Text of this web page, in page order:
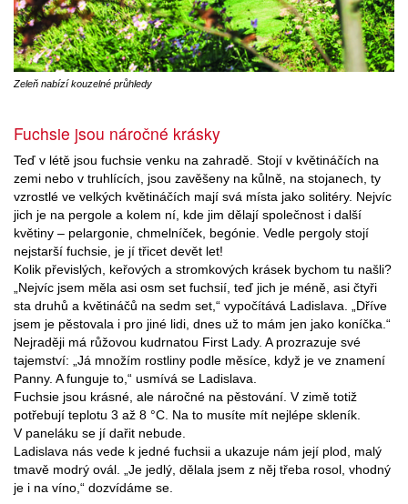
Zeleň nabízí kouzelné průhledy
Fuchsie jsou náročné krásky
Teď v létě jsou fuchsie venku na zahradě. Stojí v květináčích na
zemi nebo v truhlících, jsou zavěšeny na kůlně, na stojanech, ty
vzrostlé ve velkých květináčích mají svá místa jako solitéry. Nejvíc
jich je na pergole a kolem ní, kde jim dělají společnost i další
květiny – pelargonie, chmelníček, begónie. Vedle pergoly stojí
nejstarší fuchsie, je jí třicet devět let!
Kolik převislých, keřových a stromkových krásek bychom tu našli?
„Nejvíc jsem měla asi osm set fuchsií, teď jich je méně, asi čtyři
sta druhů a květináčů na sedm set,“ vypočítává Ladislava. „Dříve
jsem je pěstovala i pro jiné lidi, dnes už to mám jen jako koníčka.“
Nejraději má růžovou kudrnatou First Lady. A prozrazuje své
tajemství: „Já množím rostliny podle měsíce, když je ve znamení
Panny. A funguje to,“ usmívá se Ladislava.
Fuchsie jsou krásné, ale náročné na pěstování. V zimě totiž
potřebují teplotu 3 až 8 °C. Na to musíte mít nejlépe skleník.
V paneláku se jí dařit nebude.
Ladislava nás vede k jedné fuchsii a ukazuje nám její plod, malý
tmavě modrý ovál. „Je jedlý, dělala jsem z něj třeba rosol, vhodný
je i na víno,“ dozvídáme se.